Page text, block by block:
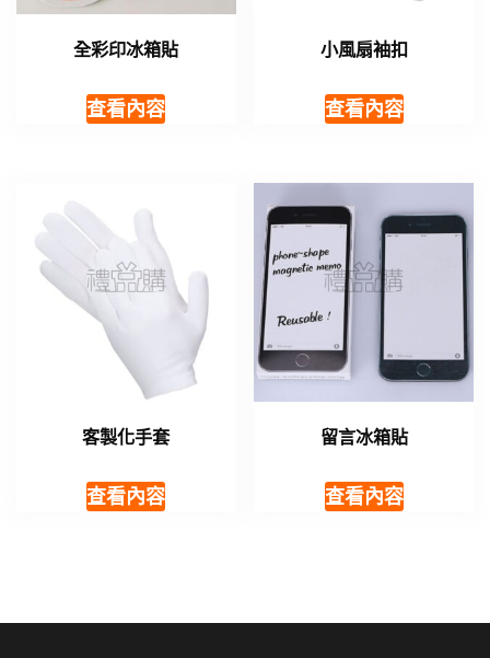
全彩印冰箱貼
查看內容
小風扇袖扣
查看內容
客製化手套
查看內容
留言冰箱貼
查看內容